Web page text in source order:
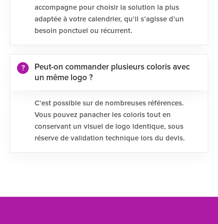
accompagne pour choisir la solution la plus
adaptée à votre calendrier, qu’il s’agisse d’un
besoin ponctuel ou récurrent.
Peut-on commander plusieurs coloris avec
un même logo ?
C’est possible sur de nombreuses références.
Vous pouvez panacher les coloris tout en
conservant un visuel de logo identique, sous
réserve de validation technique lors du devis.